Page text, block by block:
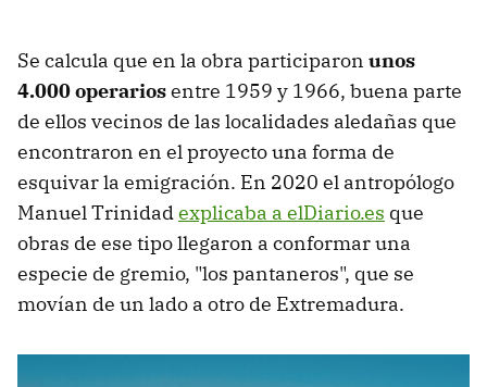
Se calcula que en la obra participaron unos
4.000 operariosentre 1959 y 1966, buena parte
de ellos vecinos de las localidades aledañas que
encontraron en el proyecto una forma de
esquivar la emigración. En 2020 el antropólogo
Manuel Trinidadexplicaba a elDiario.es que
obras de ese tipo llegaron a conformar una
especie de gremio, "los pantaneros", que se
movían de un lado a otro de Extremadura.